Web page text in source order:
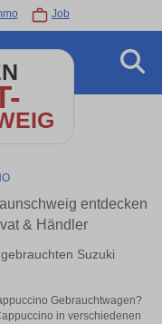
Job
entdecken
& Händler
Suzuki
Gebrauchtwagen?
in verschiedenen